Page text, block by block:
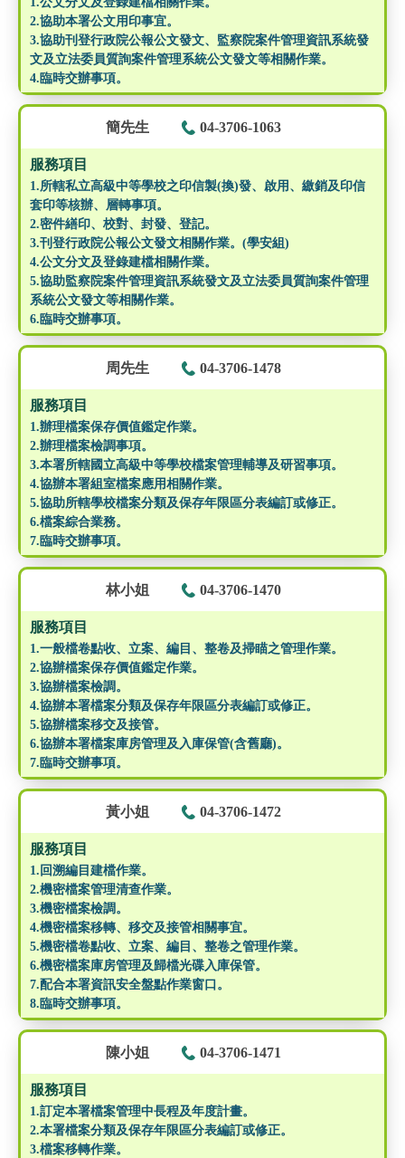
2.協助本署公文用印事宜。
3.協助刊登行政院公報公文發文、監察院案件管理資訊系統發
文及立法委員質詢案件管理系統公文發文等相關作業。
4.臨時交辦事項。
簡先生 04-3706-1063
服務項目
1.所轄私立高級中等學校之印信製(換)發、啟用、繳銷及印信
套印等核辦、層轉事項。
2.密件繕印、校對、封發、登記。
3.刊登行政院公報公文發文相關作業。(學安組)
4.公文分文及登錄建檔相關作業。
5.協助監察院案件管理資訊系統發文及立法委員質詢案件管理
系統公文發文等相關作業。
6.臨時交辦事項。
周先生 04-3706-1478
服務項目
1.辦理檔案保存價值鑑定作業。
2.辦理檔案檢調事項。
3.本署所轄國立高級中等學校檔案管理輔導及研習事項。
4.協辦本署組室檔案應用相關作業。
5.協助所轄學校檔案分類及保存年限區分表編訂或修正。
6.檔案綜合業務。
7.臨時交辦事項。
林小姐 04-3706-1470
服務項目
1.一般檔卷點收、立案、編目、整卷及掃瞄之管理作業。
2.協辦檔案保存價值鑑定作業。
3.協辦檔案檢調。
4.協辦本署檔案分類及保存年限區分表編訂或修正。
5.協辦檔案移交及接管。
6.協辦本署檔案庫房管理及入庫保管(含舊廳)。
7.臨時交辦事項。
黃小姐 04-3706-1472
服務項目
1.回溯編目建檔作業。
2.機密檔案管理清查作業。
3.機密檔案檢調。
4.機密檔案移轉、移交及接管相關事宜。
5.機密檔卷點收、立案、編目、整卷之管理作業。
6.機密檔案庫房管理及歸檔光碟入庫保管。
7.配合本署資訊安全盤點作業窗口。
8.臨時交辦事項。
陳小姐 04-3706-1471
服務項目
1.訂定本署檔案管理中長程及年度計畫。
2.本署檔案分類及保存年限區分表編訂或修正。
3.檔案移轉作業。